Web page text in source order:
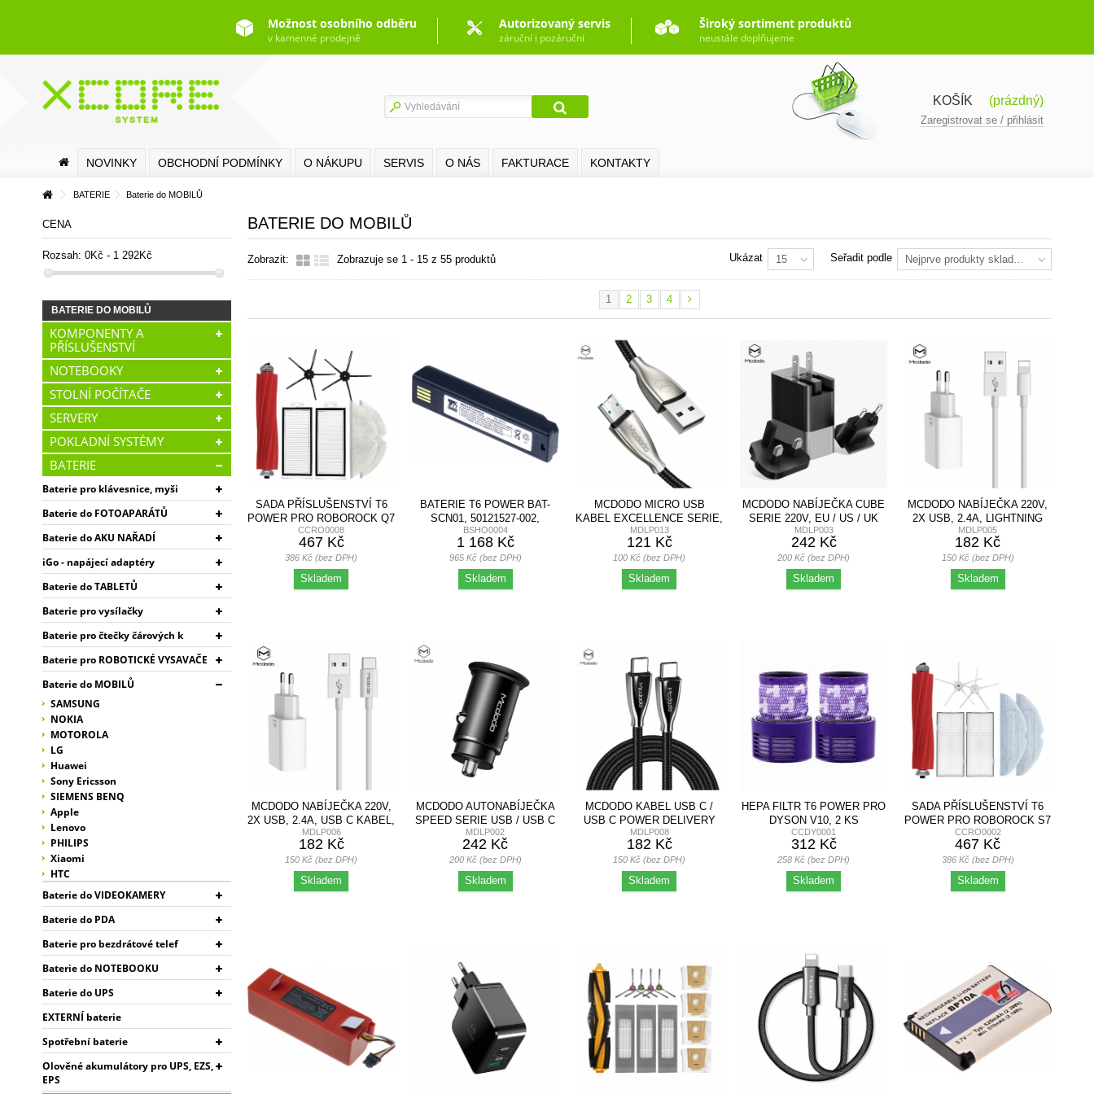
Možnost osobního odběru
v kamenné prodejně
Autorizovaný servis
záruční i pozáruční
Široký sortiment produktů
neustále doplňujeme
KOŠÍK (prázdný)
Zaregistrovat se / přihlásit
NOVINKY OBCHODNÍ PODMÍNKY O NÁKUPU SERVIS O NÁS FAKTURACE KONTAKTY
BATERIE Baterie do MOBILŮ
BATERIE DO MOBILŮ
Zobrazit: Zobrazuje se 1 - 15 z 55 produktů Seřadit podle Nejprve produkty skladem
Ukázat 15
1 2 3 4
SADA PŘÍSLUŠENSTVÍ T6
POWER PRO ROBOROCK Q7
MAX+, MAX,...
CCRO0008
467 Kč
386 Kč (bez DPH)
Skladem
BATERIE T6 POWER BAT-
SCN01, 50121527-002,
50121527-004,...
BSHO0004
1 168 Kč
965 Kč (bez DPH)
Skladem
MCDODO MICRO USB
KABEL EXCELLENCE SERIE,
4A, 1.5M, ČERNÝ
MDLP013
121 Kč
100 Kč (bez DPH)
Skladem
MCDODO NABÍJEČKA CUBE
SERIE 220V, EU / US / UK
ZÁSUVKA,...
MDLP003
242 Kč
200 Kč (bez DPH)
Skladem
MCDODO NABÍJEČKA 220V,
2X USB, 2.4A, LIGHTNING
KABEL, 1M,...
MDLP005
182 Kč
150 Kč (bez DPH)
Skladem
MCDODO NABÍJEČKA 220V,
2X USB, 2.4A, USB C KABEL,
1M, BÍLÁ
MDLP006
182 Kč
150 Kč (bez DPH)
Skladem
MCDODO AUTONABÍJEČKA
SPEED SERIE USB / USB C
POWER...
MDLP002
242 Kč
200 Kč (bez DPH)
Skladem
MCDODO KABEL USB C /
USB C POWER DELIVERY
EXCELLENCE...
MDLP008
182 Kč
150 Kč (bez DPH)
Skladem
HEPA FILTR T6 POWER PRO
DYSON V10, 2 KS
CCDY0001
312 Kč
258 Kč (bez DPH)
Skladem
SADA PŘÍSLUŠENSTVÍ T6
POWER PRO ROBOROCK S7
MAXV, S7, S7 MAX
CCRO0002
467 Kč
386 Kč (bez DPH)
Skladem
CENA
Rozsah: 0Kč - 1 292Kč
BATERIE DO MOBILŮ
KOMPONENTY A
PŘÍSLUŠENSTVÍ
NOTEBOOKY
STOLNÍ POČÍTAČE
SERVERY
POKLADNÍ SYSTÉMY
BATERIE
Baterie pro klávesnice, myši
Baterie do FOTOAPARÁTŮ
Baterie do AKU NAŘADÍ
iGo - napájecí adaptéry
Baterie do TABLETŮ
Baterie pro vysílačky
Baterie pro čtečky čárových k
Baterie pro ROBOTICKÉ VYSAVAČE
Baterie do MOBILŮ
SAMSUNG
NOKIA
MOTOROLA
LG
Huawei
Sony Ericsson
SIEMENS BENQ
Apple
Lenovo
PHILIPS
Xiaomi
HTC
Baterie do VIDEOKAMERY
Baterie do PDA
Baterie pro bezdrátové telef
Baterie do NOTEBOOKU
Baterie do UPS
EXTERNÍ baterie
Spotřební baterie
Olověné akumulátory pro UPS, EZS,
EPS